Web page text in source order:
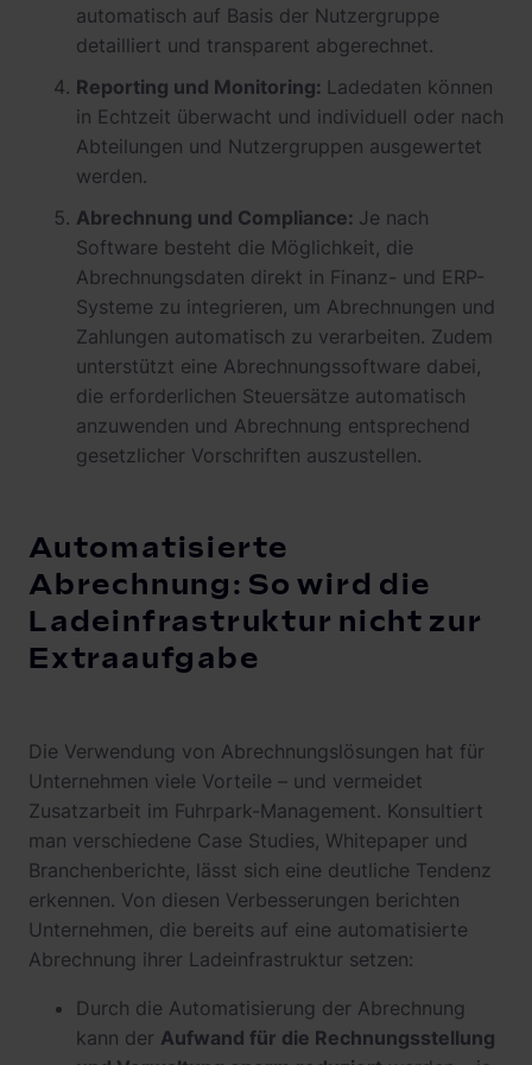
automatisch auf Basis der Nutzergruppe
detailliert und transparent abgerechnet.
Reporting und Monitoring: Ladedaten können
in Echtzeit überwacht und individuell oder nach
Abteilungen und Nutzergruppen ausgewertet
werden.
Abrechnung und Compliance: Je nach
Software besteht die Möglichkeit, die
Abrechnungsdaten direkt in Finanz- und ERP-
Systeme zu integrieren, um Abrechnungen und
Zahlungen automatisch zu verarbeiten. Zudem
unterstützt eine Abrechnungssoftware dabei,
die erforderlichen Steuersätze automatisch
anzuwenden und Abrechnung entsprechend
gesetzlicher Vorschriften auszustellen.
Automatisierte
Abrechnung: So wird die
Ladeinfrastruktur nicht zur
Extraaufgabe
Die Verwendung von Abrechnungslösungen hat für
Unternehmen viele Vorteile – und vermeidet
Zusatzarbeit im Fuhrpark-Management. Konsultiert
man verschiedene Case Studies, Whitepaper und
Branchenberichte, lässt sich eine deutliche Tendenz
erkennen. Von diesen Verbesserungen berichten
Unternehmen, die bereits auf eine automatisierte
Abrechnung ihrer Ladeinfrastruktur setzen:
Durch die Automatisierung der Abrechnung
kann der Aufwand für die Rechnungsstellung